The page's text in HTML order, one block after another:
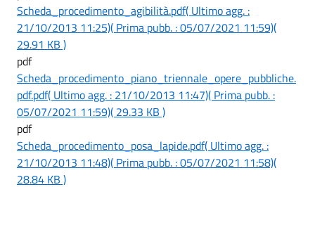
Scheda_procedimento_agibilità.pdf( Ultimo agg. :
21/10/2013 11:25)( Prima pubb. : 05/07/2021 11:59)(
29.91 KB )
pdf
Scheda_procedimento_piano_triennale_opere_pubbliche.
pdf.pdf( Ultimo agg. : 21/10/2013 11:47)( Prima pubb. :
05/07/2021 11:59)( 29.33 KB )
pdf
Scheda_procedimento_posa_lapide.pdf( Ultimo agg. :
21/10/2013 11:48)( Prima pubb. : 05/07/2021 11:58)(
28.84 KB )